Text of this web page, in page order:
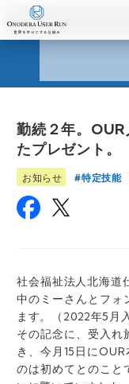
勤続２年。
たプレゼント。
お知らせ 特定技能
社会福祉法人北海道
中のミーさんとフォ
ます。（2022年5月
その記念に、受入れ
き、今月15日に
のは初めてとのこと